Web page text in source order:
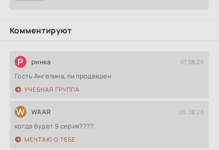
Комментируют
Р ринка 07.08.26
Гость Ангелина, ли продакшен
УЧЕБНАЯ ГРУППА
W WAAR 05.08.26
когда будет 9 серия????
МЕЧТАЮ О ТЕБЕ